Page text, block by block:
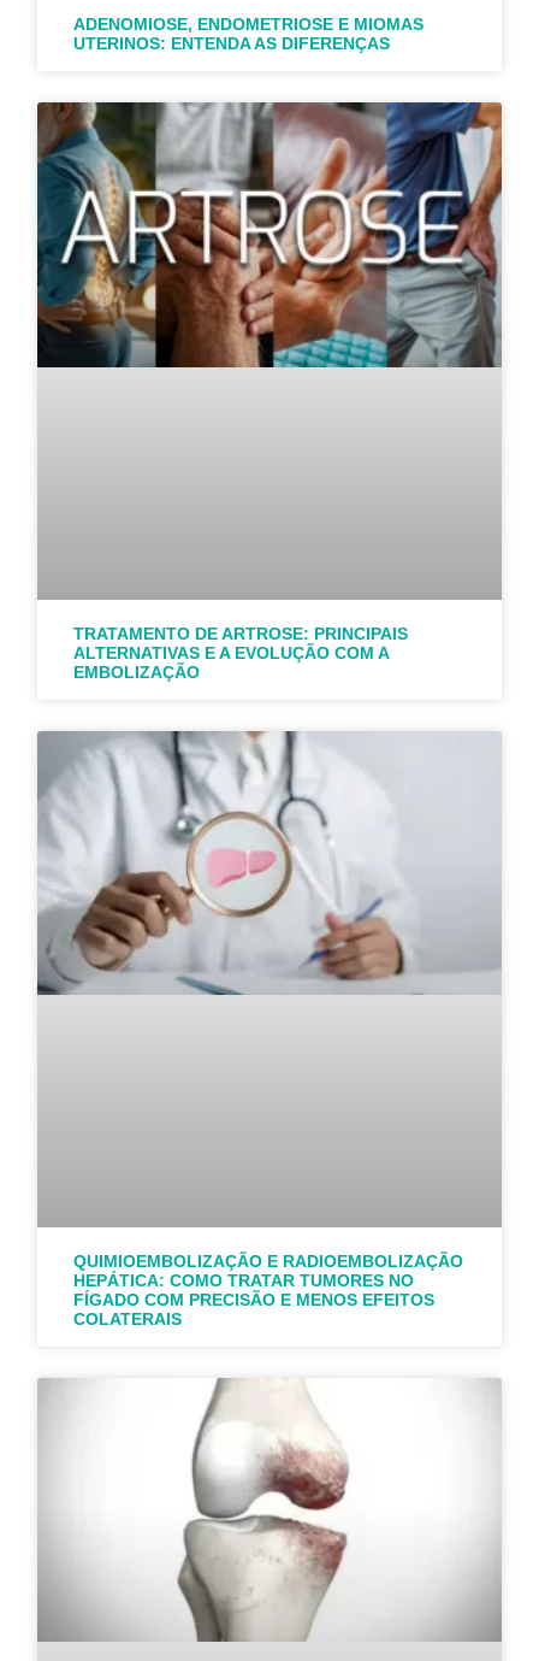
ADENOMIOSE, ENDOMETRIOSE E MIOMAS
UTERINOS: ENTENDA AS DIFERENÇAS
TRATAMENTO DE ARTROSE: PRINCIPAIS
ALTERNATIVAS E A EVOLUÇÃO COM A
EMBOLIZAÇÃO
QUIMIOEMBOLIZAÇÃO E RADIOEMBOLIZAÇÃO
HEPÁTICA: COMO TRATAR TUMORES NO
FÍGADO COM PRECISÃO E MENOS EFEITOS
COLATERAIS